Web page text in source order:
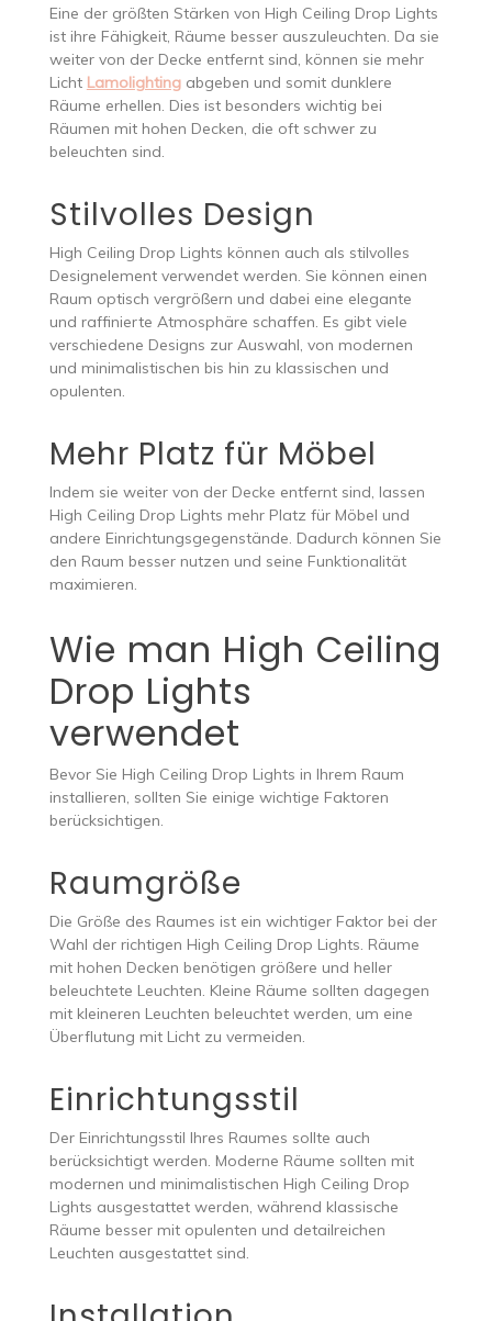
Eine der größten Stärken von High Ceiling Drop Lights
ist ihre Fähigkeit, Räume besser auszuleuchten. Da sie
weiter von der Decke entfernt sind, können sie mehr
Licht Lamolightingabgeben und somit dunklere
Räume erhellen. Dies ist besonders wichtig bei
Räumen mit hohen Decken, die oft schwer zu
beleuchten sind.
Stilvolles Design
High Ceiling Drop Lights können auch als stilvolles
Designelement verwendet werden. Sie können einen
Raum optisch vergrößern und dabei eine elegante
und raffinierte Atmosphäre schaffen. Es gibt viele
verschiedene Designs zur Auswahl, von modernen
und minimalistischen bis hin zu klassischen und
opulenten.
Mehr Platz für Möbel
Indem sie weiter von der Decke entfernt sind, lassen
High Ceiling Drop Lights mehr Platz für Möbel und
andere Einrichtungsgegenstände. Dadurch können Sie
den Raum besser nutzen und seine Funktionalität
maximieren.
Wie man High Ceiling
Drop Lights
verwendet
Bevor Sie High Ceiling Drop Lights in Ihrem Raum
installieren, sollten Sie einige wichtige Faktoren
berücksichtigen.
Raumgröße
Die Größe des Raumes ist ein wichtiger Faktor bei der
Wahl der richtigen High Ceiling Drop Lights. Räume
mit hohen Decken benötigen größere und heller
beleuchtete Leuchten. Kleine Räume sollten dagegen
mit kleineren Leuchten beleuchtet werden, um eine
Überflutung mit Licht zu vermeiden.
Einrichtungsstil
Der Einrichtungsstil Ihres Raumes sollte auch
berücksichtigt werden. Moderne Räume sollten mit
modernen und minimalistischen High Ceiling Drop
Lights ausgestattet werden, während klassische
Räume besser mit opulenten und detailreichen
Leuchten ausgestattet sind.